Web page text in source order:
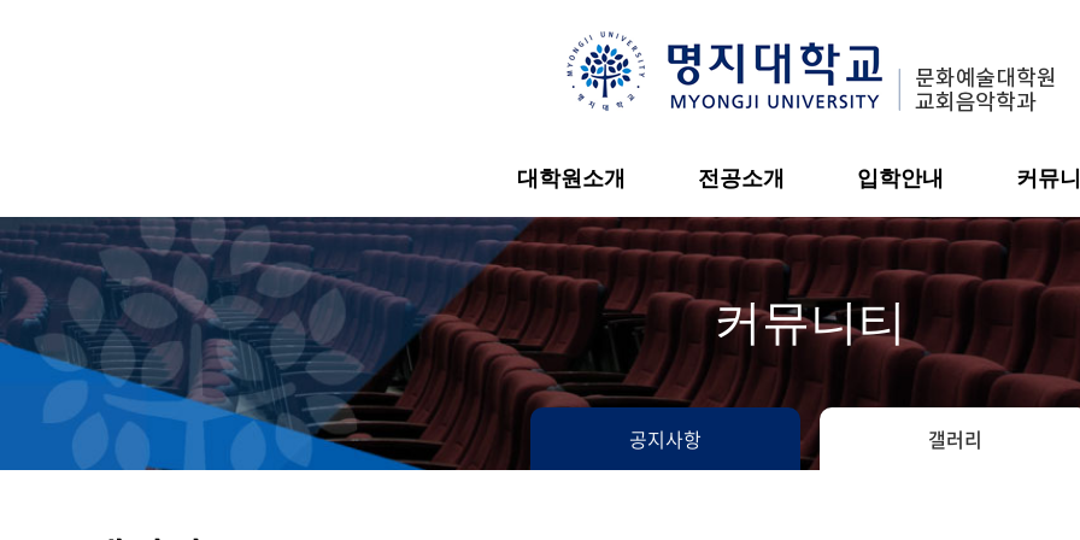
대학원소개 전공소개 입학안내 커뮤
커뮤니티
공지사항 갤러리